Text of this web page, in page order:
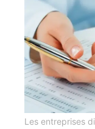
Les entreprises